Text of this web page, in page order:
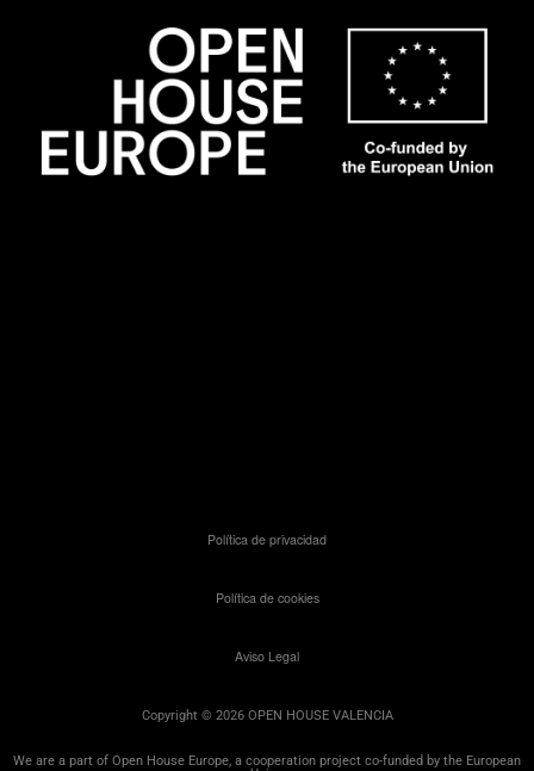
Política de privacidad
Política de cookies
Aviso Legal
Copyright © 2026 OPEN HOUSE VALENCIA
We are a part of Open House Europe, a cooperation project co-funded by the European